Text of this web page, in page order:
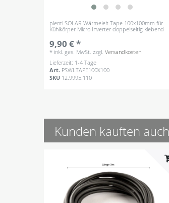
plenti SOLAR Wärmeleit Tape 100x100mm für
Kühlkörper Micro Inverter doppelseitig klebend
9,90 € *
* inkl. ges. MwSt. zzgl.Versandkosten
Lieferzeit: 1-4 Tage
Art. PSWLTAPE100X100
SKU 12.9995.110
Kunden kauften auch